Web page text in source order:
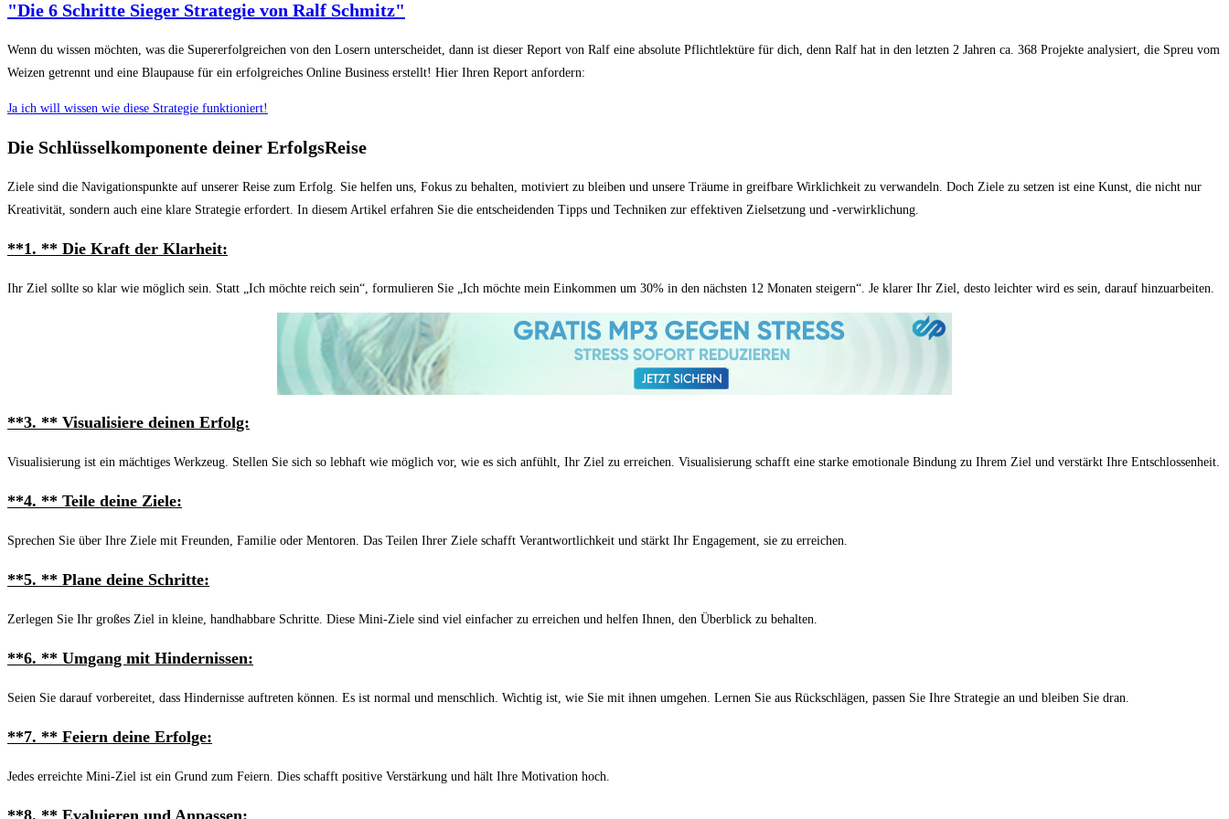
"Die 6 Schritte Sieger Strategie von Ralf Schmitz"
Wenn du wissen möchten, was die Supererfolgreichen von den Losern unterscheidet, dann ist dieser Report von Ralf eine absolute Pflichtlektüre für dich, denn Ralf hat in den letzten 2 Jahren ca. 368 Projekte analysiert, die Spreu vom
Weizen getrennt und eine Blaupause für ein erfolgreiches Online Business erstellt! Hier Ihren Report anfordern:
Ja ich will wissen wie diese Strategie funktioniert!
Die Schlüsselkomponente deiner ErfolgsReise
Ziele sind die Navigationspunkte auf unserer Reise zum Erfolg. Sie helfen uns, Fokus zu behalten, motiviert zu bleiben und unsere Träume in greifbare Wirklichkeit zu verwandeln. Doch Ziele zu setzen ist eine Kunst, die nicht nur
Kreativität, sondern auch eine klare Strategie erfordert. In diesem Artikel erfahren Sie die entscheidenden Tipps und Techniken zur effektiven Zielsetzung und -verwirklichung.
**1. ** Die Kraft der Klarheit:
Ihr Ziel sollte so klar wie möglich sein. Statt „Ich möchte reich sein“, formulieren Sie „Ich möchte mein Einkommen um 30% in den nächsten 12 Monaten steigern“. Je klarer Ihr Ziel, desto leichter wird es sein, darauf hinzuarbeiten.
**3. ** Visualisiere deinen Erfolg:
Visualisierung ist ein mächtiges Werkzeug. Stellen Sie sich so lebhaft wie möglich vor, wie es sich anfühlt, Ihr Ziel zu erreichen. Visualisierung schafft eine starke emotionale Bindung zu Ihrem Ziel und verstärkt Ihre Entschlossenheit.
**4. ** Teile deine Ziele:
Sprechen Sie über Ihre Ziele mit Freunden, Familie oder Mentoren. Das Teilen Ihrer Ziele schafft Verantwortlichkeit und stärkt Ihr Engagement, sie zu erreichen.
**5. ** Plane deine Schritte:
Zerlegen Sie Ihr großes Ziel in kleine, handhabbare Schritte. Diese Mini-Ziele sind viel einfacher zu erreichen und helfen Ihnen, den Überblick zu behalten.
**6. ** Umgang mit Hindernissen:
Seien Sie darauf vorbereitet, dass Hindernisse auftreten können. Es ist normal und menschlich. Wichtig ist, wie Sie mit ihnen umgehen. Lernen Sie aus Rückschlägen, passen Sie Ihre Strategie an und bleiben Sie dran.
**7. ** Feiern deine Erfolge:
Jedes erreichte Mini-Ziel ist ein Grund zum Feiern. Dies schafft positive Verstärkung und hält Ihre Motivation hoch.
**8. ** Evaluieren und Anpassen: